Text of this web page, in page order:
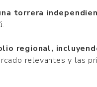
torrera
regional,
relevantes y las